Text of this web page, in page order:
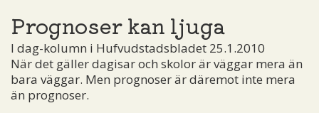
Prognoser kan ljuga
I dag-kolumn i Hufvudstadsbladet 25.1.2010
När det gäller dagisar och skolor är väggar mera än
bara väggar. Men prognoser är däremot inte mera
än prognoser.